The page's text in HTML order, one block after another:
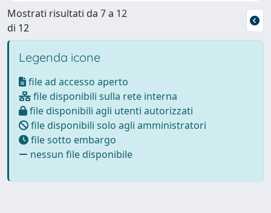
Mostrati risultati da 7 a 12
di 12
Legenda icone
file ad accesso aperto
file disponibili sulla rete interna
file disponibili agli utenti autorizzati
file disponibili solo agli amministratori
file sotto embargo
nessun file disponibile